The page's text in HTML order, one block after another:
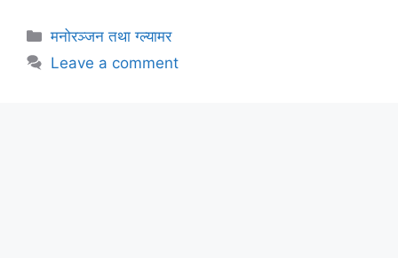
Categories
मनोरञ्जन तथा ग्ल्यामर
Leave a comment